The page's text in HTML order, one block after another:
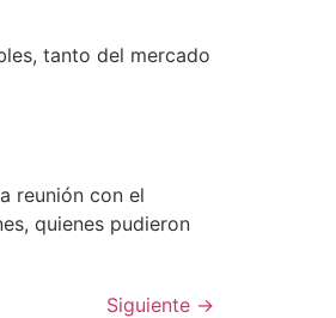
tanto del mercado
reunión con el
quienes pudieron
Siguiente →